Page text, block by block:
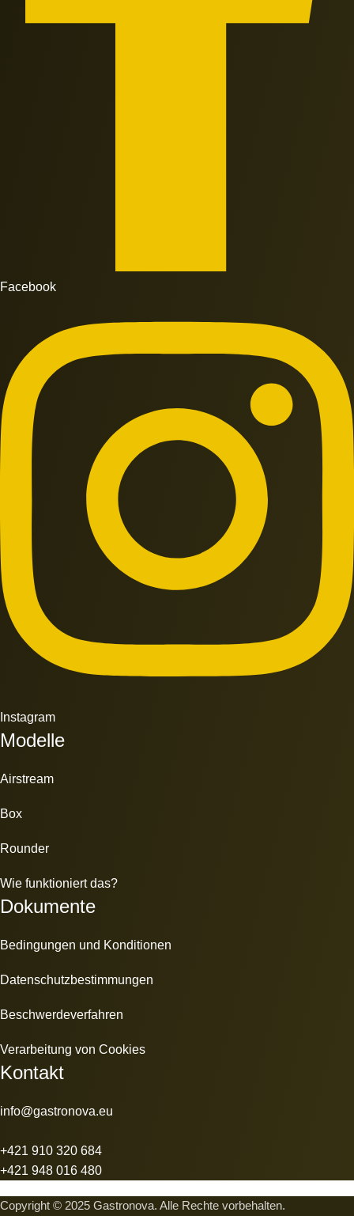
Facebook
Instagram
Modelle
Airstream
Box
Rounder
Wie funktioniert das?
Dokumente
Bedingungen und Konditionen
Datenschutzbestimmungen
Beschwerdeverfahren
Verarbeitung von Cookies
Kontakt
info@gastronova.eu
+421 910 320 684
+421 948 016 480
Copyright © 2025 Gastronova. Alle Rechte vorbehalten.